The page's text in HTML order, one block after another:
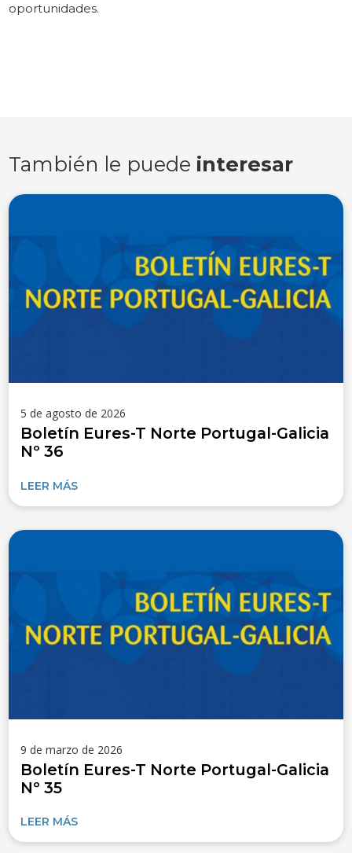
oportunidades.
También le puede interesar
5 de agosto de 2026
Boletín Eures-T Norte Portugal-Galicia
Nº 36
LEER MÁS
9 de marzo de 2026
Boletín Eures-T Norte Portugal-Galicia
Nº 35
LEER MÁS